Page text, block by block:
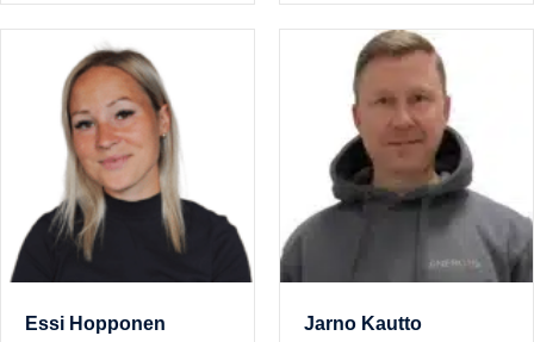
Essi Hopponen Jarno Kautto